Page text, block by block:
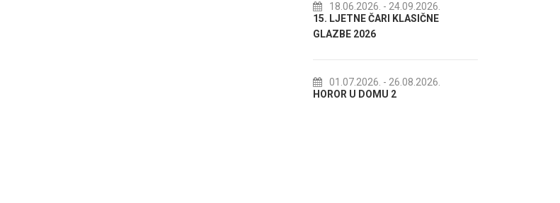
18.06.2026.- 24.09.2026.
15. LJETNE ČARI KLASIČNE
GLAZBE 2026
01.07.2026. - 26.08.2026.
HOROR U DOMU 2